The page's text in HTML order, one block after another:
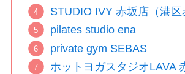
STUDIO IVY 赤坂店（港区
pilates studio ena
private gym SEBAS
ホットヨガスタジオLAVA